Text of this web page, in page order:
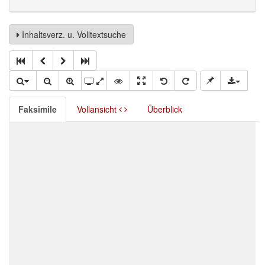
Inhaltsverz. u. Volltextsuche
Faksimile Vollansicht Überblick